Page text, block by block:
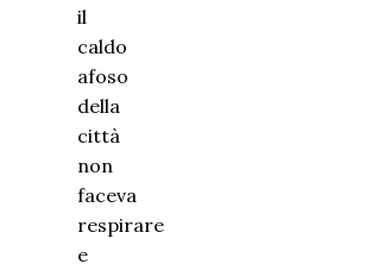
il
caldo
afoso
della
città
non
faceva
respirare
e